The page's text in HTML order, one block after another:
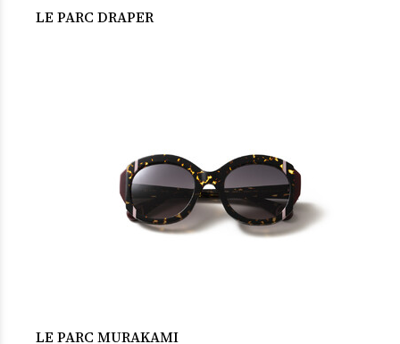
LE PARC DRAPER
LE PARC MURAKAMI